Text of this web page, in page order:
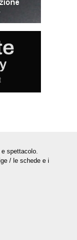
spettacolo.
/ le schede e i